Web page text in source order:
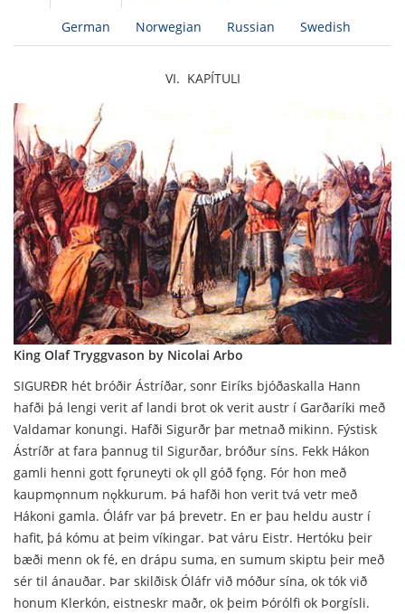
German Norwegian Russian Swedish
VI. KAPÍTULI
King Olaf Tryggvason by Nicolai Arbo
SIGURĐR hét bróðir Ástríðar, sonr Eiríks bjóðaskalla Hann
hafði þá lengi verit af landi brot ok verit austr í Garðaríki með
Valdamar konungi. Hafði Sigurðr þar metnað mikinn. Fýstisk
Ástríðr at fara þannug til Sigurðar, bróður síns. Fekk Hákon
gamli henni gott fǫruneyti ok ǫll góð fǫng. Fór hon með
kaupmǫnnum nǫkkurum. Þá hafði hon verit tvá vetr með
Hákoni gamla. Óláfr var þá þrevetr. En er þau heldu austr í
hafit, þá kómu at þeim víkingar. Þat váru Eistr. Hertóku þeir
bæði menn ok fé, en drápu suma, en sumum skiptu þeir með
sér til ánauðar. Þar skilðisk Óláfr við móður sína, ok tók við
honum Klerkón, eistneskr maðr, ok þeim Þórólfi ok Þorgísli.